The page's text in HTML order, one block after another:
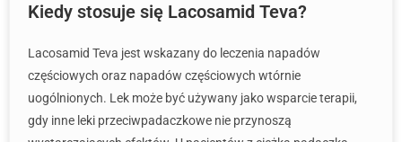
Kiedy stosuje się Lacosamid Teva?
Lacosamid Teva jest wskazany do leczenia napadów
częściowych oraz napadów częściowych wtórnie
uogólnionych. Lek może być używany jako wsparcie terapii,
gdy inne leki przeciwpadaczkowe nie przynoszą